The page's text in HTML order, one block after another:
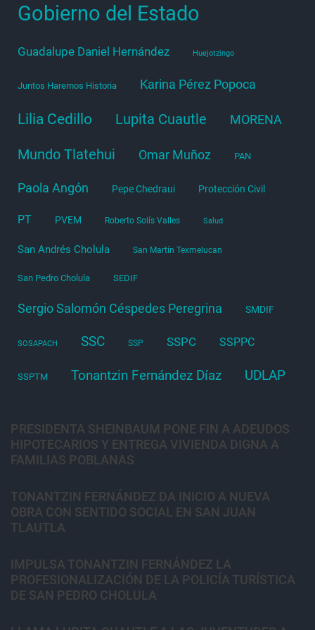
Gobierno del Estado
Guadalupe Daniel Hernández Huejotzingo
Juntos Haremos Historia Karina Pérez Popoca
Lilia Cedillo Lupita Cuautle MORENA
Mundo Tlatehui Omar Muñoz PAN
Paola Angón Pepe Chedraui Protección Civil
PT PVEM Roberto Solís Valles Salud
San Andrés Cholula San Martín Texmelucan
San Pedro Cholula SEDIF
Sergio Salomón Céspedes Peregrina SMDIF
SOSAPACH SSC SSP SSPC SSPPC
SSPTM Tonantzin Fernández Díaz UDLAP
PRESIDENTA SHEINBAUM PONE FIN A ADEUDOS
HIPOTECARIOS Y ENTREGA VIVIENDA DIGNA A
FAMILIAS POBLANAS
TONANTZIN FERNÁNDEZ DA INICIO A NUEVA
OBRA CON SENTIDO SOCIAL EN SAN JUAN
TLAUTLA
IMPULSA TONANTZIN FERNÁNDEZ LA
PROFESIONALIZACIÓN DE LA POLICÍA TURÍSTICA
DE SAN PEDRO CHOLULA